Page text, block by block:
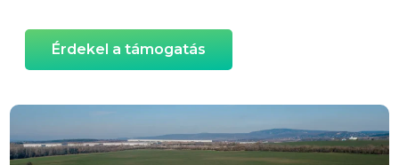
Érdekel a támogatás